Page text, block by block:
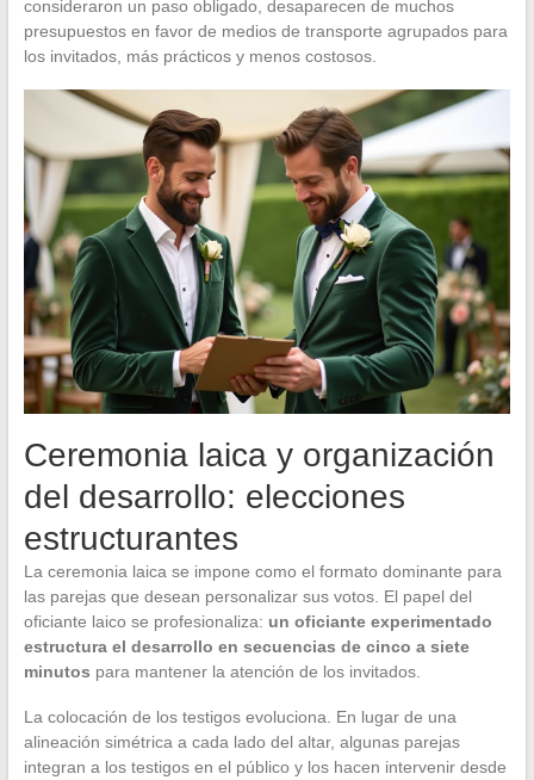
consideraron un paso obligado, desaparecen de muchos
presupuestos en favor de medios de transporte agrupados para
los invitados, más prácticos y menos costosos.
Ceremonia laica y organización
del desarrollo: elecciones
estructurantes
La ceremonia laica se impone como el formato dominante para
las parejas que desean personalizar sus votos. El papel del
oficiante laico se profesionaliza: un oficiante experimentado
estructura el desarrollo en secuencias de cinco a siete
minutos para mantener la atención de los invitados.
La colocación de los testigos evoluciona. En lugar de una
alineación simétrica a cada lado del altar, algunas parejas
integran a los testigos en el público y los hacen intervenir desde